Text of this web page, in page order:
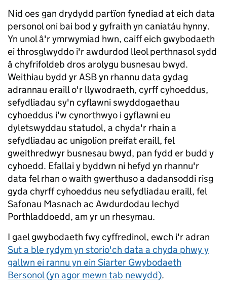
Nid oes gan drydydd partïon fynediad at eich data
personol oni bai bod y gyfraith yn caniatáu hynny.
Yn unol â'r ymrwymiad hwn, caiff eich gwybodaeth
ei throsglwyddo i'r awdurdod lleol perthnasol sydd
â chyfrifoldeb dros arolygu busnesau bwyd.
Weithiau bydd yr ASB yn rhannu data gydag
adrannau eraill o'r llywodraeth, cyrff cyhoeddus,
sefydliadau sy'n cyflawni swyddogaethau
cyhoeddus i'w cynorthwyo i gyflawni eu
dyletswyddau statudol, a chyda'r rhain a
sefydliadau ac unigolion preifat eraill, fel
gweithredwyr busnesau bwyd, pan fydd er budd y
cyhoedd. Efallai y byddwn ni hefyd yn rhannu'r
data fel rhan o waith gwerthuso a dadansoddi risg
gyda chyrff cyhoeddus neu sefydliadau eraill, fel
Safonau Masnach ac Awdurdodau Iechyd
Porthladdoedd, am yr un rhesymau.
I gael gwybodaeth fwy cyffredinol, ewch i'r adran
Sut a ble rydym yn storio'ch data a chyda phwy y
gallwn ei rannu yn ein Siarter Gwybodaeth
Bersonol (yn agor mewn tab newydd).